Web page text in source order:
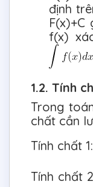
định
F(x)+C
f(x)
1.2. Tính
Trong
chất cần
Tính chất 1:
Tính chất